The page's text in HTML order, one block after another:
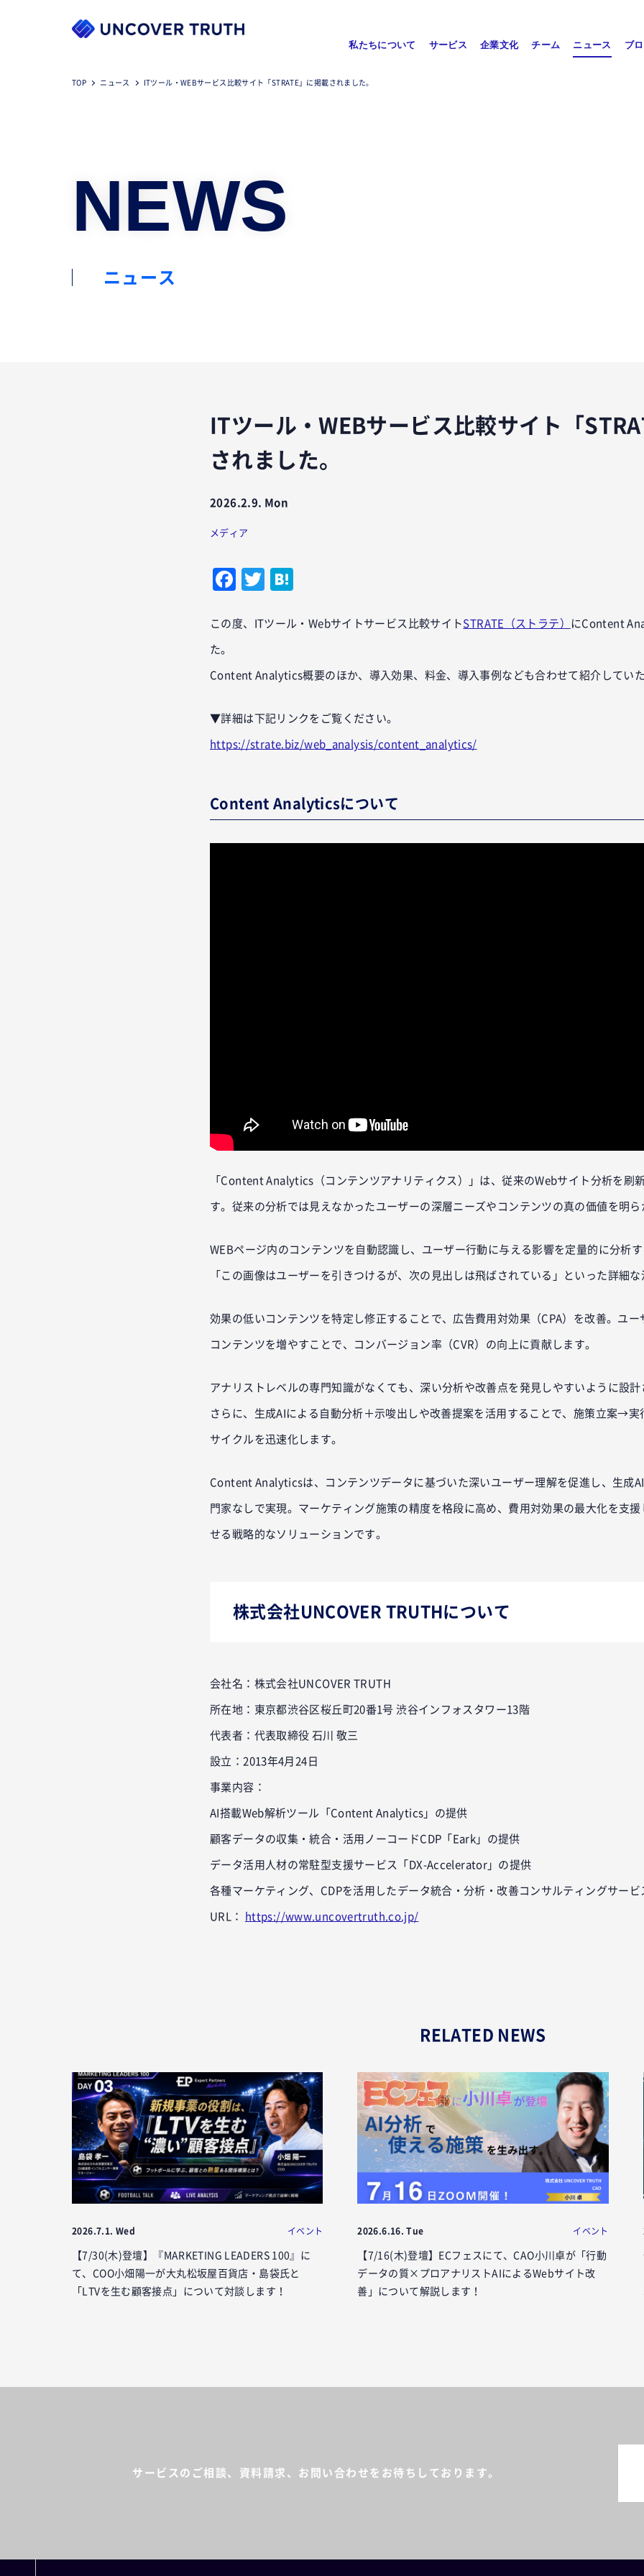
私たちについて サービス 企業文化 チーム ニュース ブ
TOP ニュース ITツール・WEBサービス比較サイト「STRATE」に掲載されました。
NEWS
ニュース
ITツール・WEBサービス比較サイト「
されました。
2026.2.9. Mon
メディア
Facebook
Twitter
この度、ITツール・Webサイトサービス比較サイト STRATE（ストラテ） にContent
た。
Content Analytics概要のほか、導入効果、料金、導入事例なども合わせて紹介してい
▼詳細は下記リンクをご覧ください。
https://strate.biz/web_analysis/content_analytics/
Content Analyticsについて
「Content Analytics（コンテンツアナリティクス）」は、従来のWebサイト分析を刷
す。従来の分析では見えなかったユーザーの深層ニーズやコンテンツの真の価値を明
WEBページ内のコンテンツを自動認識し、ユーザー行動に与える影響を定量的に分析
「この画像はユーザーを引きつけるが、次の見出しは飛ばされている」といった詳細
効果の低いコンテンツを特定し修正することで、広告費用対効果（CPA）を改善。ユ
コンテンツを増やすことで、コンバージョン率（CVR）の向上に貢献します。
アナリストレベルの専門知識がなくても、深い分析や改善点を発見しやすいように設
さらに、生成AIによる自動分析＋示唆出しや改善提案を活用することで、施策立案→
サイクルを迅速化します。
Content Analyticsは、コンテンツデータに基づいた深いユーザー理解を促進し、生成
門家なしで実現。マーケティング施策の精度を格段に高め、費用対効果の最大化を支
せる戦略的なソリューションです。
株式会社UNCOVER TRUTHについて
会社名：株式会社UNCOVER TRUTH
所在地：東京都渋谷区桜丘町20番1号 渋谷インフォスタワー13階
代表者：代表取締役 石川 敬三
設立：2013年4月24日
事業内容：
AI搭載Web解析ツール「Content Analytics」の提供
顧客データの収集・統合・活用ノーコードCDP「Eark」の提供
データ活用人材の常駐型支援サービス「DX-Accelerator」の提供
各種マーケティング、CDPを活用したデータ統合・分析・改善コンサルティングサービ
URL： https://www.uncovertruth.co.jp/
RELATED NEWS
2026.7.1. Wed イベント
【7/30(木)登壇】『MARKETING LEADERS 100』に
て、COO小畑陽一が大丸松坂屋百貨店・島袋氏と
「LTVを生む顧客接点」について対談します！
2026.6.16. Tue イベント
【7/16(木)登壇】ECフェスにて、CAO小川卓が「行動
データの質×プロアナリストAIによるWebサイト改
善」について解説します！
サービスのご相談、資料請求、 お問い合わせをお待ちしております。